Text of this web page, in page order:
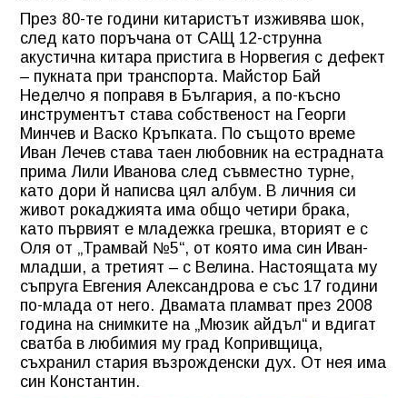
През 80-те години китаристът изживява шок,
след като поръчана от САЩ 12-струнна
акустична китара пристига в Норвегия с дефект
– пукната при транспорта. Майстор Бай
Неделчо я поправя в България, а по-късно
инструментът става собственост на Георги
Минчев и Васко Кръпката. По същото време
Иван Лечев става таен любовник на естрадната
прима Лили Иванова след съвместно турне,
като дори й написва цял албум. В личния си
живот рокаджията има общо четири брака,
като първият е младежка грешка, вторият е с
Оля от „Трамвай №5“, от която има син Иван-
младши, а третият – с Велина. Настоящата му
съпруга Евгения Александрова е със 17 години
по-млада от него. Двамата пламват през 2008
година на снимките на „Мюзик айдъл“ и вдигат
сватба в любимия му град Копривщица,
съхранил стария възрожденски дух. От нея има
син Константин.